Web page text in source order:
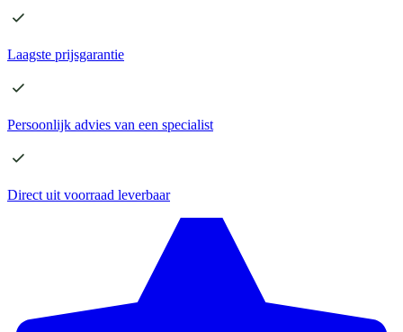
Laagste prijsgarantie
Persoonlijk advies van een specialist
Direct uit voorraad leverbaar